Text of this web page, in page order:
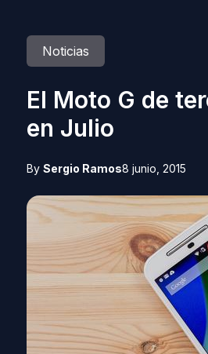
Noticias
El Moto G de
en Julio
By Sergio Ramos8 junio, 2015